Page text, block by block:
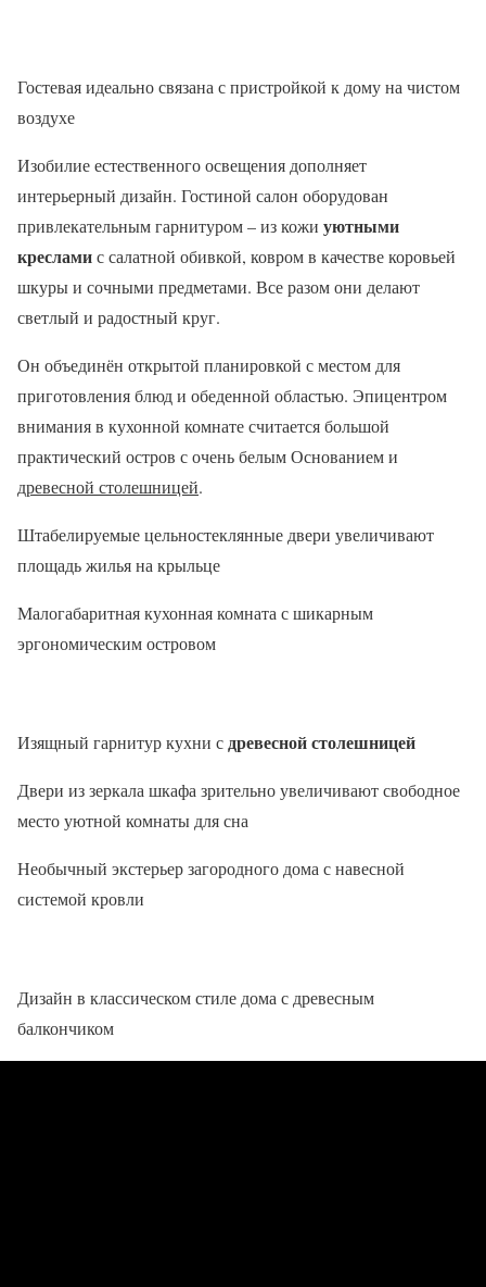
Гостевая идеально связана с пристройкой к дому на чистом
воздухе
Изобилие естественного освещения дополняет
интерьерный дизайн. Гостиной салон оборудован
привлекательным гарнитуром – из кожи уютными
кресламис салатной обивкой, ковром в качестве коровьей
шкуры и сочными предметами. Все разом они делают
светлый и радостный круг.
Он объединён открытой планировкой с местом для
приготовления блюд и обеденной областью. Эпицентром
внимания в кухонной комнате считается большой
практический остров с очень белым Основанием и
древесной столешницей.
Штабелируемые цельностеклянные двери увеличивают
площадь жилья на крыльце
Малогабаритная кухонная комната с шикарным
эргономическим островом
Изящный гарнитур кухни сдревесной столешницей
Двери из зеркала шкафа зрительно увеличивают свободное
место уютной комнаты для сна
Необычный экстерьер загородного дома с навесной
системой кровли
Дизайн в классическом стиле дома с древесным
балкончиком